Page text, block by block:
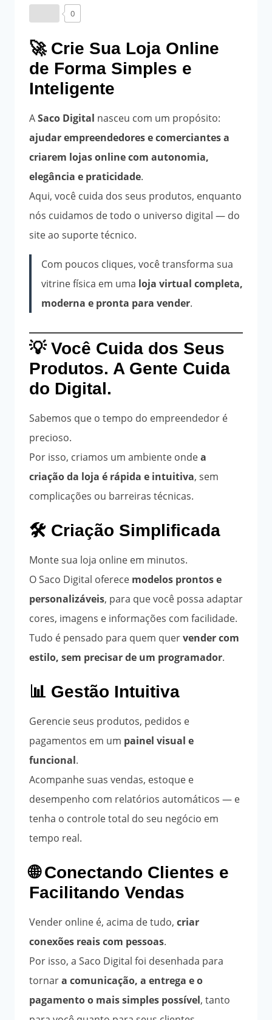
0
🚀 Crie Sua Loja Online
de Forma Simples e
Inteligente
ASaco Digital nasceu com um propósito:
ajudar empreendedores e comerciantes a
criarem lojas online com autonomia,
elegância e praticidade.
Aqui, você cuida dos seus produtos, enquanto
nós cuidamos de todo o universo digital — do
site ao suporte técnico.
Com poucos cliques, você transforma sua
vitrine física em uma loja virtual completa,
moderna e pronta para vender.
💡 Você Cuida dos Seus
Produtos. A Gente Cuida
do Digital.
Sabemos que o tempo do empreendedor é
precioso.
Por isso, criamos um ambiente ondea
criação da loja é rápida e intuitiva, sem
complicações ou barreiras técnicas.
🛠️ Criação Simplificada
Monte sua loja online em minutos.
O Saco Digital oferece modelos prontos e
personalizáveis, para que você possa adaptar
cores, imagens e informações com facilidade.
Tudo é pensado para quem quervender com
estilo, sem precisar de um programador.
📊 Gestão Intuitiva
Gerencie seus produtos, pedidos e
pagamentos em um painel visual e
funcional.
Acompanhe suas vendas, estoque e
desempenho com relatórios automáticos — e
tenha o controle total do seu negócio em
tempo real.
🌐 Conectando Clientes e
Facilitando Vendas
Vender online é, acima de tudo, criar
conexões reais com pessoas.
Por isso, a Saco Digital foi desenhada para
tornara comunicação, a entrega e o
pagamento o mais simples possível, tanto